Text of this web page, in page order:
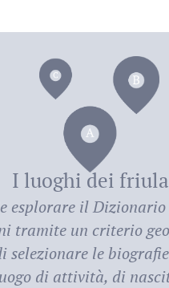
I luoghi dei
esplorare ilDizionario
tramite un criterio
selezionare le
di attività, di